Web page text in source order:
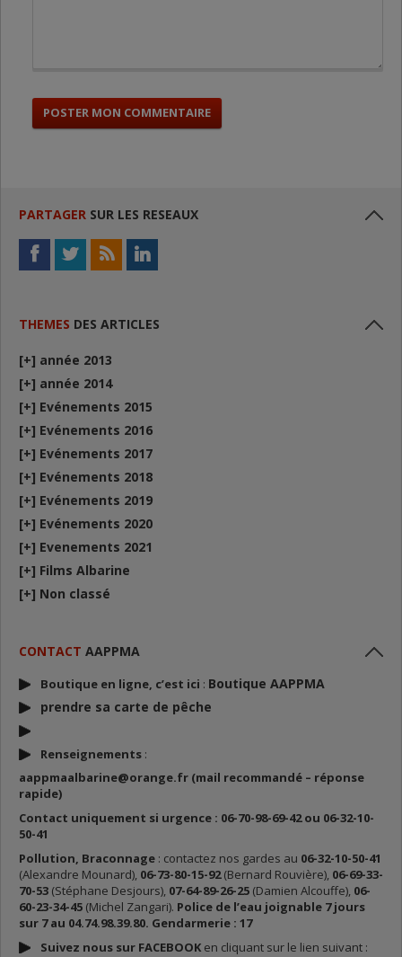
PARTAGER SUR LES RESEAUX
THEMES DES ARTICLES
[+] année 2013
[+] année 2014
[+] Evénements 2015
[+] Evénements 2016
[+] Evénements 2017
[+] Evénements 2018
[+] Evénements 2019
[+] Evénements 2020
[+] Evenements 2021
[+] Films Albarine
[+] Non classé
CONTACT AAPPMA
Boutique en ligne, c’est ici : Boutique AAPPMA
prendre sa carte de pêche
Renseignements :
aappmaalbarine@orange.fr (mail recommandé – réponse
rapide)
Contact uniquement si urgence : 06-70-98-69-42 ou 06-32-10-
50-41
Pollution, Braconnage : contactez nos gardes au 06-32-10-50-41
(Alexandre Mounard), 06-73-80-15-92(Bernard Rouvière), 06-69-33-
70-53 (Stéphane Desjours), 07-64-89-26-25 (Damien Alcouffe), 06-
60-23-34-45 (Michel Zangari). Police de l’eau joignable 7 jours
sur 7 au 04.74.98.39.80. Gendarmerie : 17
Suivez nous sur FACEBOOK en cliquant sur le lien suivant :